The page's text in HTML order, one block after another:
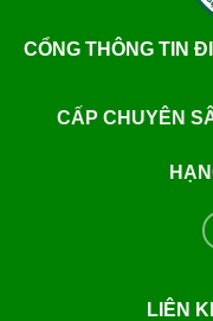
CỔNG THÔNG TIN
CẤP CHUYÊN
LIÊN